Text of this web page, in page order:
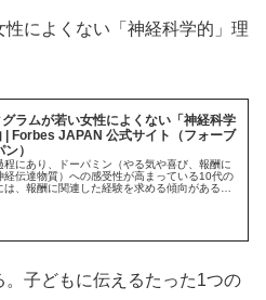
性によくない「神経科学的」理
ラムが若い女性によくない「神経科学
| Forbes JAPAN 公式サイト（フォーブ
）
程にあり、ドーパミン（やる気や喜び、報酬に
経伝達物質）への感受性が高まっている10代の
は、報酬に関連した経験を求める傾向がある。
。子どもに伝えるたった1つの